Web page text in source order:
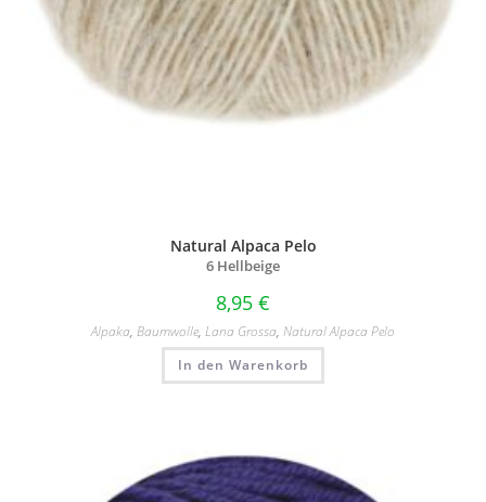
Natural Alpaca Pelo
6 Hellbeige
8,95 €
Alpaka, Baumwolle, Lana Grossa, Natural Alpaca Pelo
In den Warenkorb